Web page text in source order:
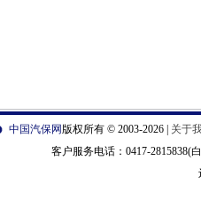
中国汽保网版权所有 © 2003-2026 | 关于
客户服务电话：0417-